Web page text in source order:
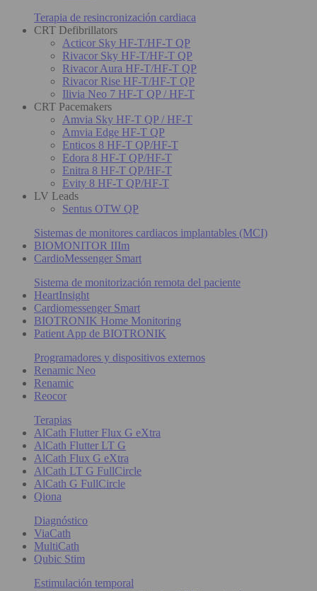
Terapia de resincronización cardiaca
CRT Defibrillators
Acticor Sky HF-T/HF-T QP
Rivacor Sky HF-T/HF-T QP
Rivacor Aura HF-T/HF-T QP
Rivacor Rise HF-T/HF-T QP
Ilivia Neo 7 HF-T QP / HF-T
CRT Pacemakers
Amvia Sky HF-T QP / HF-T
Amvia Edge HF-T QP
Enticos 8 HF-T QP/HF-T
Edora 8 HF-T QP/HF-T
Enitra 8 HF-T QP/HF-T
Evity 8 HF-T QP/HF-T
LV Leads
Sentus OTW QP
Sistemas de monitores cardiacos implantables (MCI)
BIOMONITOR IIIm
CardioMessenger Smart
Sistema de monitorización remota del paciente
HeartInsight
Cardiomessenger Smart
BIOTRONIK Home Monitoring
Patient App de BIOTRONIK
Programadores y dispositivos externos
Renamic Neo
Renamic
Reocor
Terapias
AlCath Flutter Flux G eXtra
AlCath Flutter LT G
AlCath Flux G eXtra
AlCath LT G FullCircle
AlCath G FullCircle
Qiona
Diagnóstico
ViaCath
MultiCath
Qubic Stim
Estimulación temporal